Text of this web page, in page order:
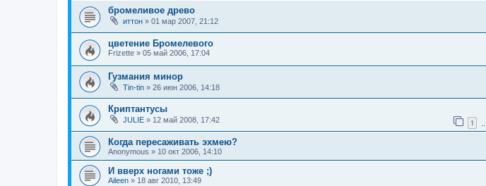
бромеливое древо
иттон » 01 мар 2007, 21:12
цветение Бромелевого
Frizette » 05 май 2006, 17:04
Гузмания минор
Tin-tin » 26 июн 2006, 14:18
Криптантусы
JULIE » 12 май 2008, 17:42 1
Когда пересаживать эхмею?
Anonymous » 10 окт 2006, 14:10
И вверх ногами тоже ;)
Aileen » 18 авг 2010, 13:49